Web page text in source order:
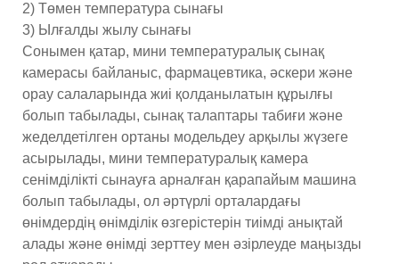
2) Төмен температура сынағы
3) Ылғалды жылу сынағы
Сонымен қатар, мини температуралық сынақ
камерасы байланыс, фармацевтика, әскери және
орау салаларында жиі қолданылатын құрылғы
болып табылады, сынақ талаптары табиғи және
жеделдетілген ортаны модельдеу арқылы жүзеге
асырылады, мини температуралық камера
сенімділікті сынауға арналған қарапайым машина
болып табылады, ол әртүрлі орталардағы
өнімдердің өнімділік өзгерістерін тиімді анықтай
алады және өнімді зерттеу мен әзірлеуде маңызды